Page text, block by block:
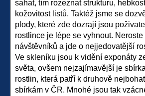
sahat, tím rozeznat strukturu,
kožovitost listů. Taktéž jsme se
plody, které zde dozrají jsou
rostlince je lépe se vyhnout. Neroste
návštěvníků a jde o nejjedovatější
Ve skleníku jsou k vidění exponáty
světa, ovšem nejzajímavější je
rostlin, která patří k druhově
sbírkám v ČR. Mnohé jsou tak